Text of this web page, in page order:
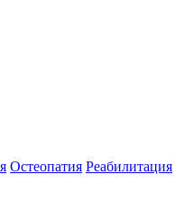
Остеопатия Реабилитация